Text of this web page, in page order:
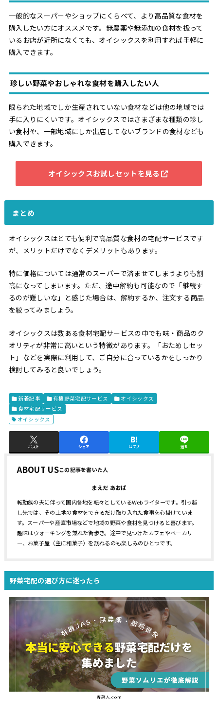
一般的なスーパーやショップにくらべて、より高品質な食材を
購入したい方にオススメです。無農薬や無添加の食材を扱って
いるお店が近所になくても、オイシックスを利用すれば手軽に
購入できます。
珍しい野菜やおしゃれな食材を購入したい人
限られた地域でしか生産されていない食材などは他の地域では
手に入りにくいです。オイシックスではさまざまな種類の珍し
い食材や、一部地域にしか出店してないブランドの食材なども
購入できます。
オイシックスお試しセットを見る
まとめ
オイシックスはとても便利で高品質な食材の宅配サービスです
が、メリットだけでなくデメリットもあります。
特に価格については通常のスーパーで済ませてしまうよりも割
高になってしまいます。ただ、途中解約も可能なので「継続す
るのが難しいな」と感じた場合は、解約するか、注文する商品
を絞ってみましょう。
オイシックスは数ある食材宅配サービスの中でも味・商品のク
オリティが非常に高いという特徴があります。「おためしセッ
ト」などを実際に利用して、ご自分に合っているかをしっかり
検討してみると良いでしょう。
新着記事 有機野菜宅配サービス
オイシックス
食材宅配サービス
オイシックス
ポスト シェア はてブ 送る
ABOUT US
まえだ あおば
転勤族の夫に伴って国内各地を転々としているWebライターです。引っ越
し先では、その土地の食材をできるだけ取り入れた食事を心掛けていま
す。スーパーや産直市場などで地域の野菜や食材を見つけると喜びます。
趣味はウォーキングを兼ねた街歩き。途中で見つけたカフェやベーカリ
ー、お菓子屋（主に和菓子）を訪ねるのも楽しみのひとつです。
野菜宅配の選び方に迷ったら